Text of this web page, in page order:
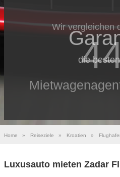
Wir vergleichen
die
Home » Reiseziele » Kroatien »
Luxusauto mieten Zadar